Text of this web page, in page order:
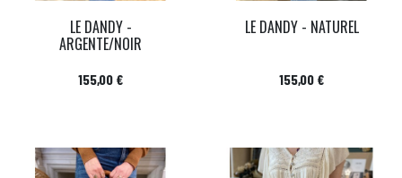
LE DANDY -
ARGENTE/NOIR
Prix
155,00 €
LE DANDY - NATUREL
Prix
155,00 €